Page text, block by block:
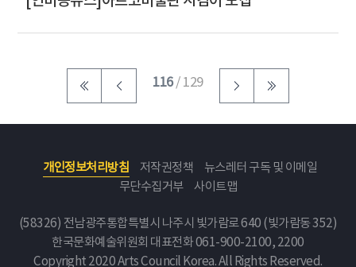
116/ 129
개인정보처리방침 저작권정책
뉴스레터 구독 및 이메일
무단수집거부
사이트맵
(58326) 전남광주통합특별시 나주시 빛가람로 640 (빛가람동 352)
한국문화예술위원회 대표전화 061-900-2100, 2200
Copyright 2020 Arts Council Korea. All Rights Reserved.